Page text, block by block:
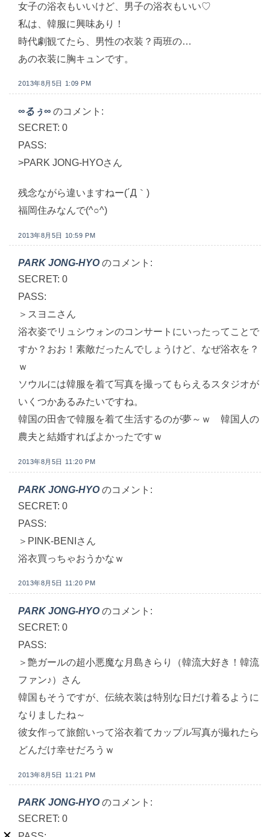
女子の浴衣もいいけど、男子の浴衣もいい♡
私は、韓服に興味あり！
時代劇観てたら、男性の衣装？両班の…
あの衣装に胸キュンです。
2013年8月5日 1:09 PM
∞るぅ∞ のコメント:
SECRET: 0
PASS:
>PARK JONG-HYOさん
残念ながら違いますねー(´Д｀)
福岡住みなんで(^○^)
2013年8月5日 10:59 PM
PARK JONG-HYO のコメント:
SECRET: 0
PASS:
＞スヨニさん
浴衣姿でリュシウォンのコンサートにいったってことで
すか？おお！素敵だったんでしょうけど、なぜ浴衣を？
ｗ
ソウルには韓服を着て写真を撮ってもらえるスタジオが
いくつかあるみたいですね。
韓国の田舎で韓服を着て生活するのが夢～ｗ 韓国人の
農夫と結婚すればよかったですｗ
2013年8月5日 11:20 PM
PARK JONG-HYO のコメント:
SECRET: 0
PASS:
＞PINK-BENIさん
浴衣買っちゃおうかなｗ
2013年8月5日 11:20 PM
PARK JONG-HYO のコメント:
SECRET: 0
PASS:
＞艶ガールの超小悪魔な月島きらり（韓流大好き！韓流
ファン♪）さん
韓国もそうですが、伝統衣装は特別な日だけ着るように
なりましたね～
彼女作って旅館いって浴衣着てカップル写真が撮れたら
どんだけ幸せだろうｗ
2013年8月5日 11:21 PM
PARK JONG-HYO のコメント:
SECRET: 0